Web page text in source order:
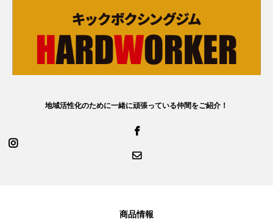
地域活性化のために一緒に頑張っている仲間をご紹介！
商品情報